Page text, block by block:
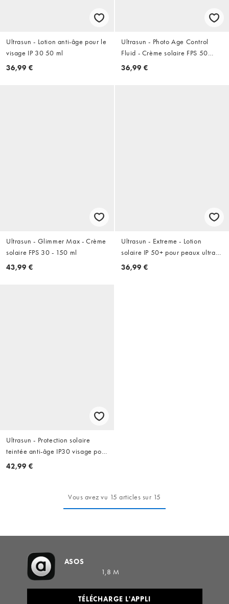
Ultrasun - Lotion anti-âge pour le
visage IP 30 50 ml
36,99 €
Ultrasun - Photo Age Control
Fluid - Crème solaire FPS 50
(40 ml)
36,99 €
Ultrasun - Glimmer Max - Crème
solaire FPS 30 - 150 ml
43,99 €
Ultrasun - Extreme - Lotion
solaire IP 50+ pour peaux ultra
sensibles - 100 ml
36,99 €
Ultrasun - Protection solaire
teintée anti-âge IP30 visage pour
peaux très sensibles - 50 ml
42,99 €
Vous avez vu 15 articles sur 15
ASOS
1,8 M
TÉLÉCHARGE L'APPLI